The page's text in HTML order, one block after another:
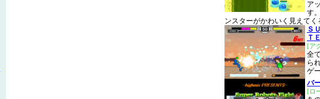
ア
す
ンスターがかわいく見えてく
Ｓ
Ｔ
[ア
全
ら
ゲ
バ
[ロ